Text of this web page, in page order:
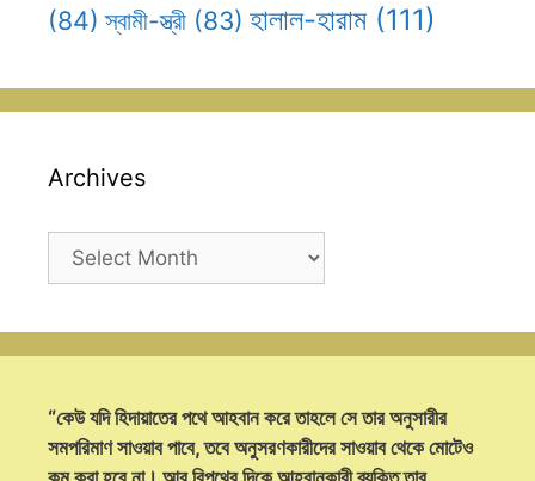
(84) স্বামী-স্ত্রী (83) হালাল-হারাম (111)
Archives
Archives
“কেউ যদি হিদায়াতের পথে আহবান করে তাহলে সে তার অনুসারীর
সমপরিমাণ সাওয়াব পাবে, তবে অনুসরণকারীদের সাওয়াব থেকে মোটেও